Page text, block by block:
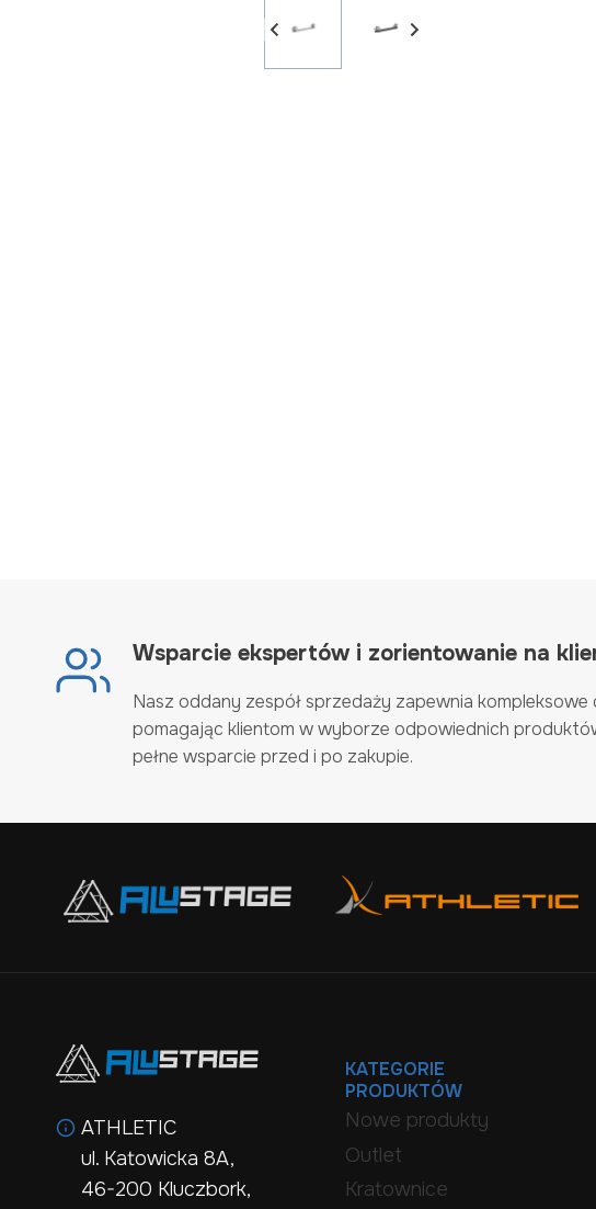
Wsparcie ekspertów i zorientowanie na
Nasz oddany zespół sprzedaży zapewnia
pomagając klientom w wyborze odpowiednich
pełne wsparcie przed i po zakupie.
ATHLETIC
ul. Katowicka 8A,
46-200 Kluczbork,
KATEGORIE
PRODUKTÓW
Nowe produkty
Outlet
Kratownice